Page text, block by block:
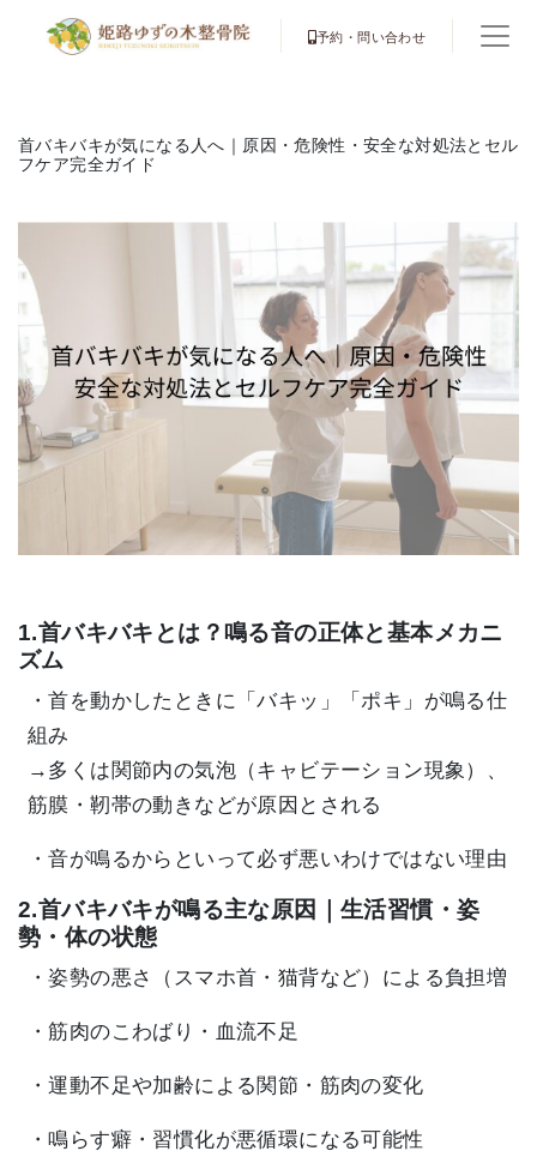
予約・問い合わせ
首バキバキが気になる人へ｜原因・危険性・安全な対処法とセル
フケア完全ガイド
1.首バキバキとは？鳴る音の正体と基本メカニ
ズム
・首を動かしたときに「バキッ」「ポキ」が鳴る仕
組み
→多くは関節内の気泡（キャビテーション現象）、
筋膜・靭帯の動きなどが原因とされる
・音が鳴るからといって必ず悪いわけではない理由
2.首バキバキが鳴る主な原因｜生活習慣・姿
勢・体の状態
・姿勢の悪さ（スマホ首・猫背など）による負担増
・筋肉のこわばり・血流不足
・運動不足や加齢による関節・筋肉の変化
・鳴らす癖・習慣化が悪循環になる可能性